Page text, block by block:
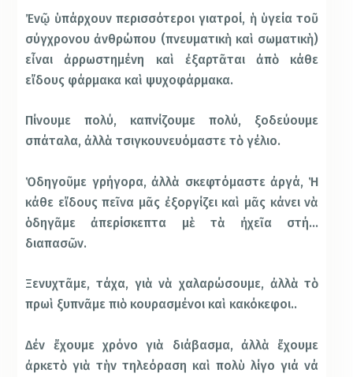
Ἐνῷ ὑπάρχουν περισσότεροι γιατροί, ἡ ὑγεία τοῦ
σύγχρονου ἀνθρώπου (πνευματικὴ καὶ σωματικὴ)
εἶναι ἀρρωστημένη καὶ ἐξαρτᾶται ἀπὸ κάθε
εἴδους φάρμακα καὶ ψυχοφάρμακα.
Πίνουμε πολύ, καπνίζουμε πολύ, ξοδεύουμε
σπάταλα, ἀλλὰ τσιγκουνευόμαστε τὸ γέλιο.
Ὁδηγοῦμε γρήγορα, ἀλλὰ σκεφτόμαστε ἀργά, Ἡ
κάθε εἴδους πεῖνα μᾶς ἐξοργίζει καὶ μᾶς κάνει νὰ
ὁδηγᾶμε ἀπερίσκεπτα μὲ τὰ ἠχεῖα στή…
διαπασῶν.
Ξενυχτᾶμε, τάχα, γιὰ νὰ χαλαρώσουμε, ἀλλὰ τὸ
πρωὶ ξυπνᾶμε πιὸ κουρασμένοι καὶ κακόκεφοι..
Δέν ἔχουμε χρόνο γιὰ διάβασμα, ἀλλὰ ἔχουμε
ἀρκετὸ γιὰ τὴν τηλεόραση καὶ πολὺ λίγο γιά νά